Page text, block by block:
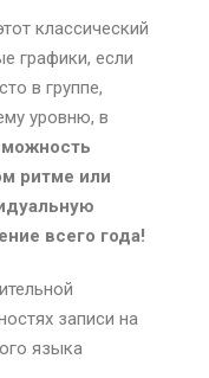
классический
графики, если
в группе,
уровню, в
ритме или
всего года!
записи на
языка